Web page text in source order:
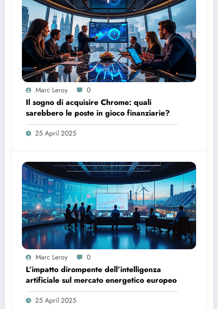
Marc Leroy 0
Il sogno di acquisire Chrome: quali
sarebbero le poste in gioco finanziarie?
25 April 2025
Marc Leroy 0
L’impatto dirompente dell’intelligenza
artificiale sul mercato energetico europeo
25 April 2025